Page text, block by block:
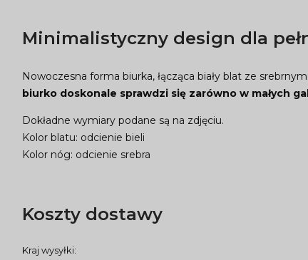
Minimalistyczny design dla
Nowoczesna forma biurka, łącząca biały blat ze
biurko doskonale sprawdzi się zarówno w małych
Dokładne wymiary podane są na zdjęciu.
Kolor blatu: odcienie bieli
Kolor nóg: odcienie srebra
Koszty dostawy
Kraj wysyłki: